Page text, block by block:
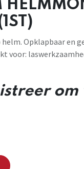
Opklapbaar en
voor:
om